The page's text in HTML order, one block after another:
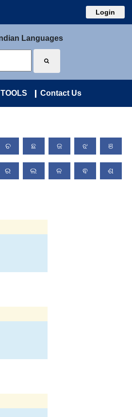
Login
Languages
Contact Us
ଚ ଛ ଜ ଝ ଞ
ର ଲ ଳ ଵ ଶ